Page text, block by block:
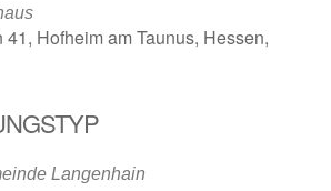
Hofheim am Taunus, Hessen,
Langenhain